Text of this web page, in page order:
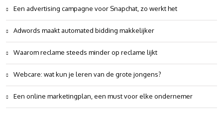
Een advertising campagne voor Snapchat, zo werkt het
Adwords maakt automated bidding makkelijker
Waarom reclame steeds minder op reclame lijkt
Webcare: wat kun je leren van de grote jongens?
Een online marketingplan, een must voor elke ondernemer